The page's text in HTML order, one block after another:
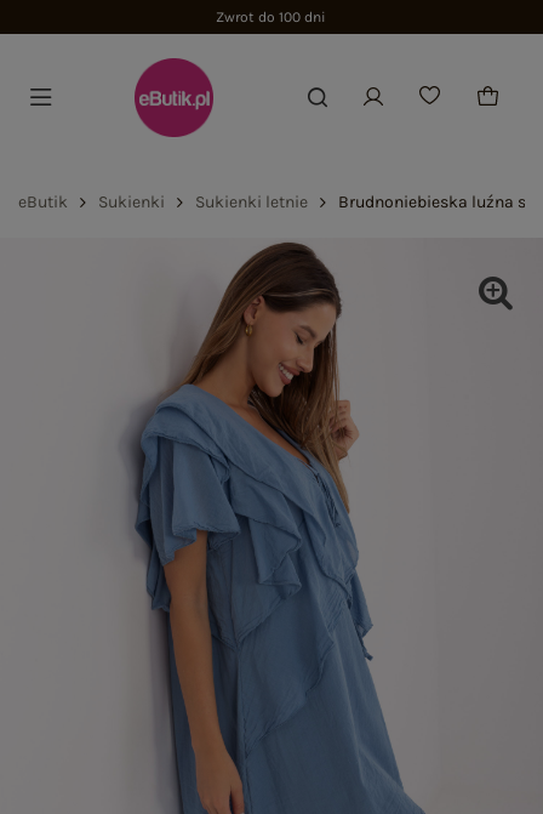
Zwrot do 100 dni
eButik Sukienki Sukienki letnie Brudnoniebieska luźna